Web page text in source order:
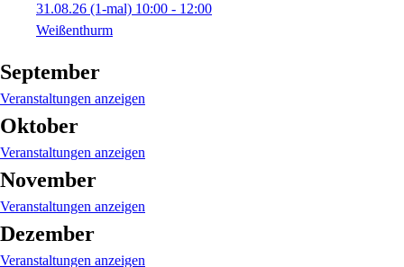
31.08.26 (1-mal) 10:00 - 12:00
Weißenthurm
September
Veranstaltungen anzeigen
Oktober
Veranstaltungen anzeigen
November
Veranstaltungen anzeigen
Dezember
Veranstaltungen anzeigen